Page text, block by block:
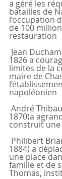
a géré les
batailles de
l’occupation
de 100
restauration
1826 a
limites de la
maire de
napoléonien
1870)a
construit
1884) a
une place
famille et de
Thomas,